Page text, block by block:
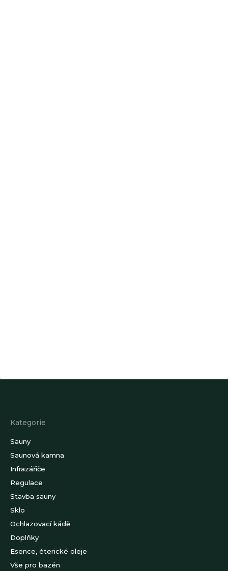
Kategorie
Sauny
Saunová kamna
Infrazářiče
Regulace
Stavba sauny
Sklo
Ochlazovací kádě
Doplňky
Esence, éterické oleje
Vše pro bazén